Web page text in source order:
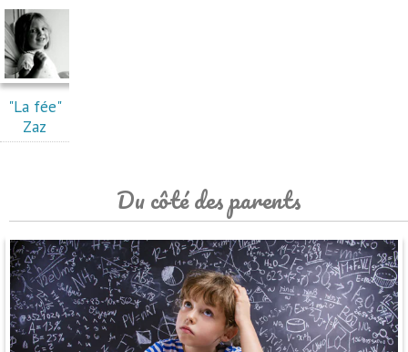
"La fée"
Zaz
Du côté des parents